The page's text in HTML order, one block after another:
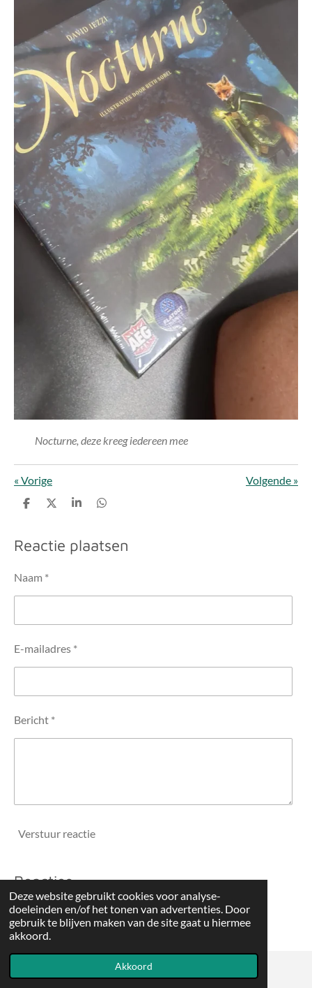
Deze website gebruikt cookies voor analyse-
doeleinden en/of het tonen van advertenties. Door
gebruik te blijven maken van de site gaat u hiermee
akkoord.
Akkoord
Nocturne, deze kreeg iedereen mee
« Vorige Volgende »
D
e
n
D
l
S
r
e
D
e
n
Reactie plaatsen
Naam *
E-mailadres *
Bericht *
Verstuur reactie
Reacties
Er zijn geen reacties geplaatst.